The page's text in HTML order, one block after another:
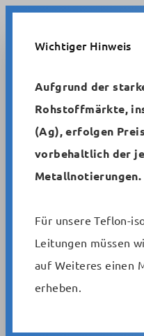
MetrofunkSchaltlitzen und -
AWG-Litzen, verzinnt,
Artikelnummer: MTZ
Wichtiger Hinweis
Aufgrund der
Rohstoffmärkte,
(Ag), erfolgen
vorbehaltlich der
Metallnotierungen.
Für unsere Teflon-
Leitungen müssen
auf Weiteres einen
erheben.